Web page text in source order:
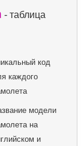
- таблица
код
каждого
модели
на
и